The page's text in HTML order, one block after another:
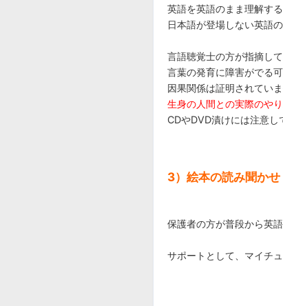
英語を英語のまま理解す
日本語が登場しない英語
言語聴覚士の方が指摘し
言葉の発育に障害がでる
因果関係は証明されていま
生身の人間との実際のや
CDやDVD漬けには注意し
3）絵本の読み聞かせ
保護者の方が普段から英
サポートとして、マイチ